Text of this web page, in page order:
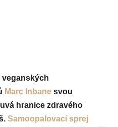
veganských
Marc Inbane svou
hranice zdravého
Samoopalovací sprej